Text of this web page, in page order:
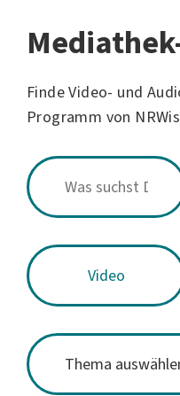
Finde Video- und
Programm von
Video